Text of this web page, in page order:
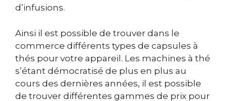
d’infusions.
Ainsi il est possible de trouver dans le
commerce différents types de capsules à
thés pour votre appareil. Les machines à thé
s’étant démocratisé de plus en plus au
cours des dernières années, il est possible
de trouver différentes gammes de prix pour